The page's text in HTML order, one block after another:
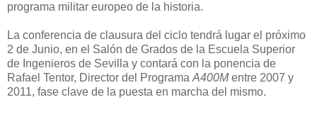
programa militar europeo de la historia.
La conferencia de clausura del ciclo tendrá lugar el próximo
2 de Junio, en el Salón de Grados de la Escuela Superior
de Ingenieros de Sevilla y contará con la ponencia de
Rafael Tentor, Director del ProgramaA400M entre 2007 y
2011, fase clave de la puesta en marcha del mismo.